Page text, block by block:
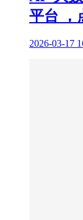
平台 ，
2026-03-17